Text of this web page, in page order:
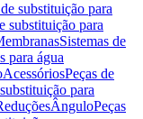
substituição para
substituição para
Sistemas de
para água
AcessóriosPeças de
para
ÂnguloPeças